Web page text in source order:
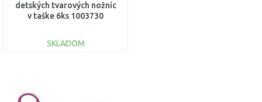
detských tvarových nožníc
v taške 6ks 1003730
SKLADOM